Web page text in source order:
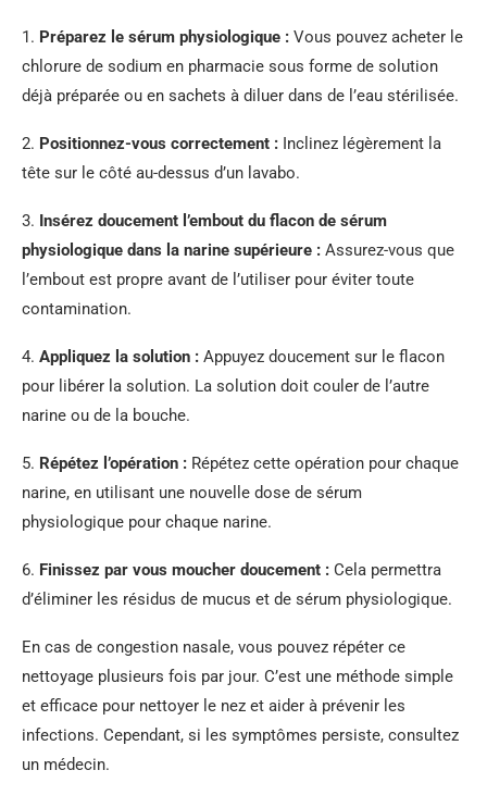
1. Préparez le sérum physiologique : Vous pouvez acheter le
chlorure de sodium en pharmacie sous forme de solution
déjà préparée ou en sachets à diluer dans de l’eau stérilisée.
2. Positionnez-vous correctement : Inclinez légèrement la
tête sur le côté au-dessus d’un lavabo.
3. Insérez doucement l’embout du flacon de sérum
physiologique dans la narine supérieure : Assurez-vous que
l’embout est propre avant de l’utiliser pour éviter toute
contamination.
4. Appliquez la solution : Appuyez doucement sur le flacon
pour libérer la solution. La solution doit couler de l’autre
narine ou de la bouche.
5. Répétez l’opération : Répétez cette opération pour chaque
narine, en utilisant une nouvelle dose de sérum
physiologique pour chaque narine.
6. Finissez par vous moucher doucement : Cela permettra
d’éliminer les résidus de mucus et de sérum physiologique.
En cas de congestion nasale, vous pouvez répéter ce
nettoyage plusieurs fois par jour. C’est une méthode simple
et efficace pour nettoyer le nez et aider à prévenir les
infections. Cependant, si les symptômes persiste, consultez
un médecin.